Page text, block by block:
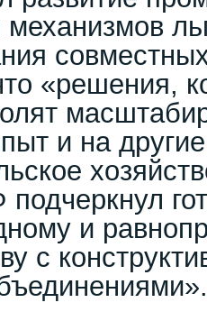
«решения,
и на
и
с